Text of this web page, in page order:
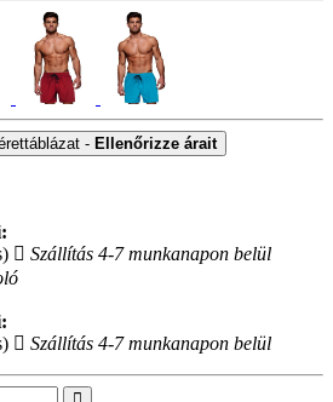
- Ellenőrizze árait
Szállítás 4-7 munkanapon belül
Szállítás 4-7 munkanapon belül